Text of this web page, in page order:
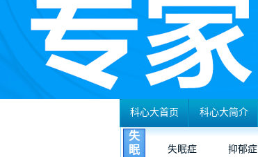
科心大首页 科心大简介
失
眠
失眠症
抑郁症